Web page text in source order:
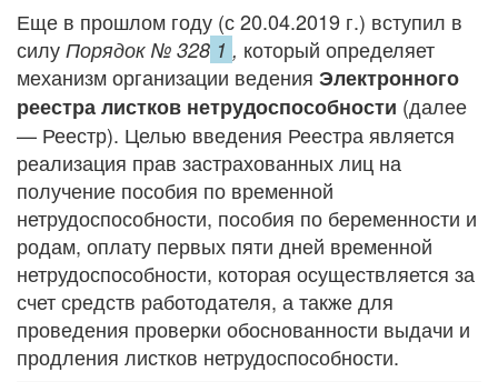
Еще в прошлом году (с 20.04.2019 г.) вступил в
силу Порядок № 328 1 , который определяет
механизм организации ведения Электронного
реестра листков нетрудоспособности (далее
— Реестр). Целью введения Реестра является
реализация прав застрахованных лиц на
получение пособия по временной
нетрудоспособности, пособия по беременности и
родам, оплату первых пяти дней временной
нетрудоспособности, которая осуществляется за
счет средств работодателя, а также для
проведения проверки обоснованности выдачи и
продления листков нетрудоспособности.